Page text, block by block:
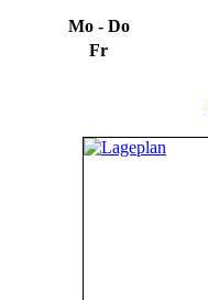
Mo - Do
Fr